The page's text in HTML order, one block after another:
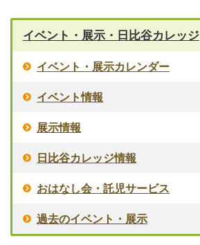
イベント・展示・日比谷カレッジ
イベント・展示カレンダー
イベント情報
展示情報
日比谷カレッジ情報
おはなし会・託児サービス
過去のイベント・展示